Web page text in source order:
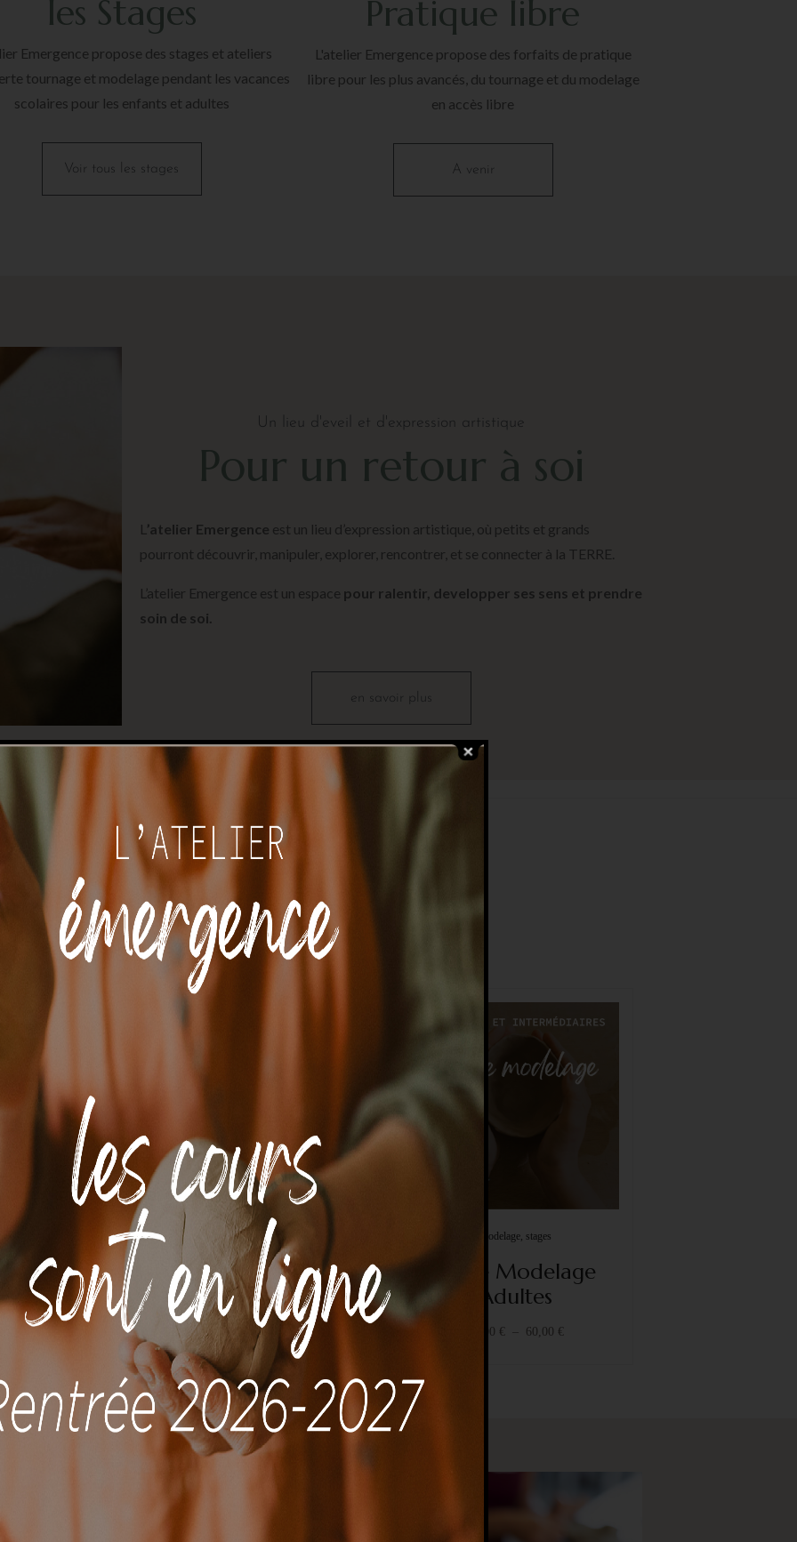
les Stages
Emergence propose des stages et ateliers
tournage et modelage pendant les vacances
scolaires pour les enfants et adultes
Voir tous les stages
Pratique libre
L'atelier Emergence propose des forfaits de pratique
libre pour les plus avancés, du tournage et du modelage
en accès libre
A venir
Un lieu d'eveil et d'expression artistique
Pour un retour à soi
L ’atelier Emergence est un lieu d’expression artistique, où petits et grands
pourront découvrir, manipuler, explorer, rencontrer, et se connecter à la TERRE.
L’atelier Emergence est un espace pour ralentir, developper ses sens et prendre
soin de soi.
en savoir plus
L’actu de l’atelier
stages
Stage Tournage
Adultes
stages, Tournage
45,00 100,00€
Stage Modelage
Adultes
modelage, stages
35,00 € 60,00 €
un